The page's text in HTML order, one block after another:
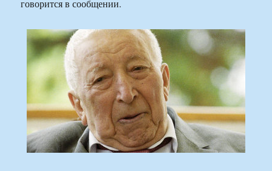
говорится в сообщении.